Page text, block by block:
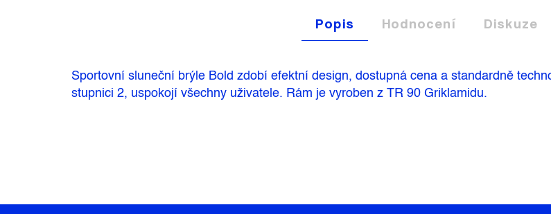
Popis Hodnocení Diskuze
Sportovní sluneční brýle Bold zdobí efektní design, dostupná cena a standardně
stupnici 2, uspokojí všechny uživatele. Rám je vyroben z TR 90 Griklamidu.